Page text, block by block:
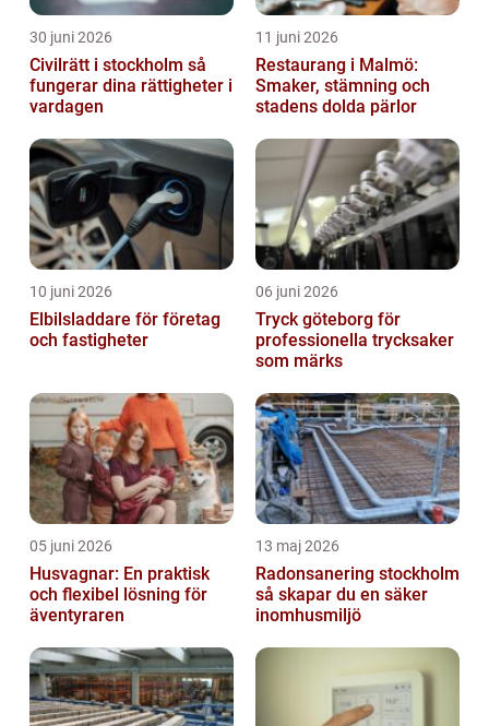
30 juni 2026
Civilrätt i stockholm så
fungerar dina rättigheter i
vardagen
11 juni 2026
Restaurang i Malmö:
Smaker, stämning och
stadens dolda pärlor
10 juni 2026
Elbilsladdare för företag
och fastigheter
06 juni 2026
Tryck göteborg för
professionella trycksaker
som märks
05 juni 2026
Husvagnar: En praktisk
och flexibel lösning för
äventyraren
13 maj 2026
Radonsanering stockholm
så skapar du en säker
inomhusmiljö